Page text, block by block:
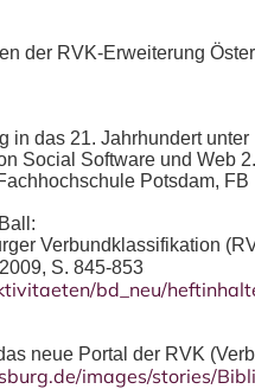
der RVK-Erweiterung
in das 21. Jahrhundert
Social Software und Web
Potsdam,
Verbundklassifikation
S. 845-853
bd_neu/
neue Portal der RVK
images/stories/